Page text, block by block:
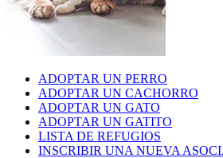
ADOPTAR UN PERRO
ADOPTAR UN CACHORRO
ADOPTAR UN GATO
ADOPTAR UN GATITO
LISTA DE REFUGIOS
INSCRIBIR UNA NUEVA